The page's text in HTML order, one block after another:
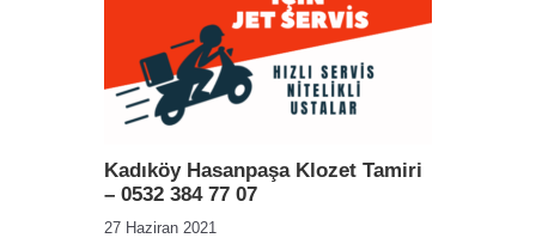
Kadıköy Hasanpaşa Klozet Tamiri
– 0532 384 77 07
27 Haziran 2021